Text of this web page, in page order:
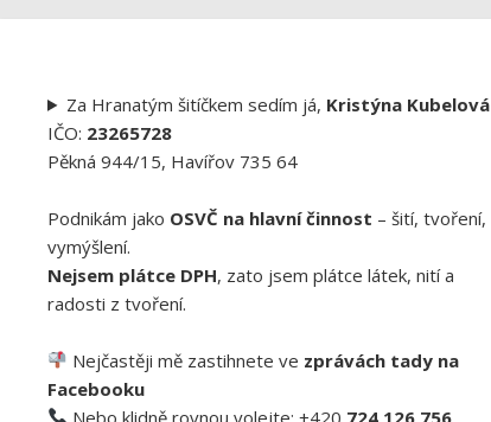
Za Hranatým šitíčkem sedím já, Kristýna Kubelová
IČO: 23265728
Pěkná 944/15, Havířov 735 64
Podnikám jako OSVČ na hlavní činnost – šití, tvoření,
vymýšlení.
Nejsem plátce DPH, zato jsem plátce látek, nití a
radosti z tvoření.
Nejčastěji mě zastihnete ve zprávách tady na
Facebooku
Nebo klidně rovnou volejte: +420 724 126 756